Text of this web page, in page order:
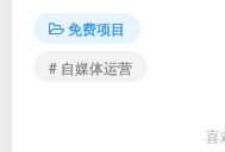
免费项目
# 自媒体运营
喜